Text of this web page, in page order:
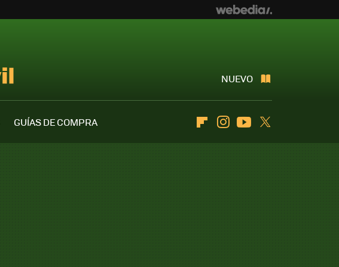
NUEVO
GUÍAS DE COMPRA
FlipboardInstagramYoutube